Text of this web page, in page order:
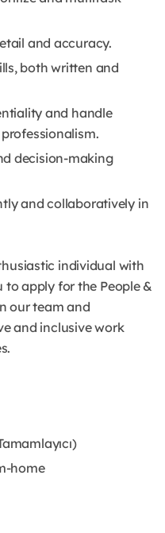
and accuracy.
both written and
and handle
decision-making
and collaboratively in
individual with
to apply for the People &
our team and
and inclusive work
home